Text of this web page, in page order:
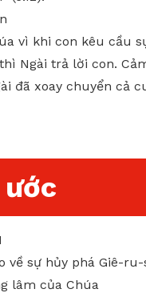
vì khi con kêu cầu
Ngài trả lời con.
đã xoay chuyển cả
về sự hủy phá Giê-
lâm của Chúa